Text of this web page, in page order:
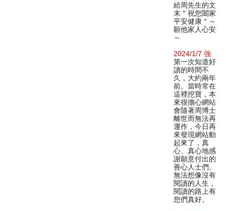
給周先生的文
末＂祝您闔家
平安健康＂～
願他家人心安
～
2024/1/7 強
第一次知道好
讀的時間不
久，大約兩年
前。當時常在
這裡挖寶，本
來很擔心網站
會隨著周博士
離世而無法再
運作，今日再
來發現網站動
起來了，真
心、真心地感
謝願意付出的
善心人士們。
無法想像沒有
閱讀的人生，
閱讀的路上有
您們真好。